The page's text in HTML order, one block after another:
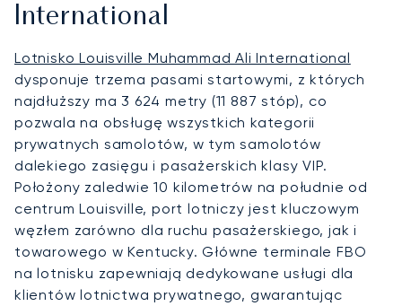
International
Lotnisko Louisville Muhammad Ali International
dysponuje trzema pasami startowymi, z których
najdłuższy ma 3 624 metry (11 887 stóp), co
pozwala na obsługę wszystkich kategorii
prywatnych samolotów, w tym samolotów
dalekiego zasięgu i pasażerskich klasy VIP.
Położony zaledwie 10 kilometrów na południe od
centrum Louisville, port lotniczy jest kluczowym
węzłem zarówno dla ruchu pasażerskiego, jak i
towarowego w Kentucky. Główne terminale FBO
na lotnisku zapewniają dedykowane usługi dla
klientów lotnictwa prywatnego, gwarantując